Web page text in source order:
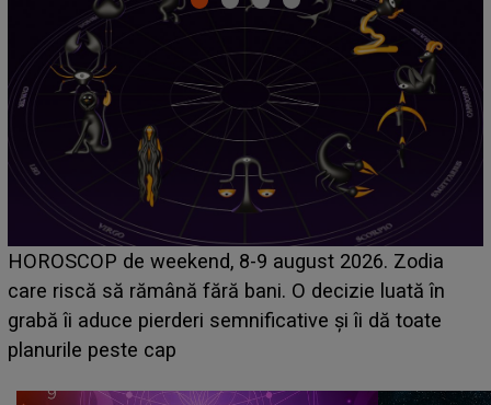
Emanuel a ținut ACEST DETALIU ASCUNS până
acum! În fața Alexandrei, concurentul din Casa Iubirii
face o MĂRTURISIRE NEAȘTEPTATĂ despre mama
sa: "I-am spus și ei în față, eu nu te iubesc pentru